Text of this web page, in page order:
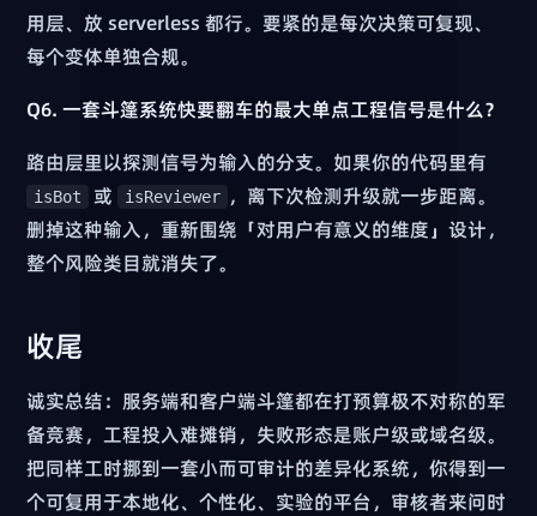
用层、放 serverless 都行。要紧的是每次决策可复现、
每个变体单独合规。
Q6. 一套斗篷系统快要翻车的最大单点工程信号是什么？
路由层里以探测信号为输入的分支。如果你的代码里有
isBot 或 isReviewer ，离下次检测升级就一步距离。
删掉这种输入，重新围绕「对用户有意义的维度」设计，
整个风险类目就消失了。
收尾
诚实总结：服务端和客户端斗篷都在打预算极不对称的军
备竞赛，工程投入难摊销，失败形态是账户级或域名级。
把同样工时挪到一套小而可审计的差异化系统，你得到一
个可复用于本地化、个性化、实验的平台，审核者来问时